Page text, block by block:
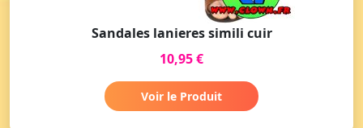
Sandales lanieres simili cuir
10,95 €
Voir le Produit